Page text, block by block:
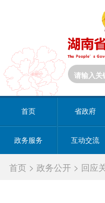
首页 省政府
政务服务 互动交流
首页 >政务公开 > 回应